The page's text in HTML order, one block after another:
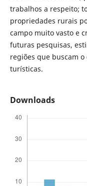
trabalhos a respeito;
propriedades rurais
campo muito vasto e
futuras pesquisas,
regiões que buscam
turísticas.
Downloads